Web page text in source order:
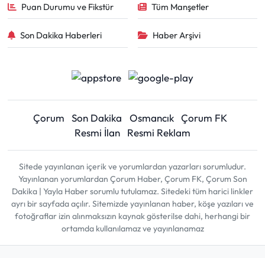
Puan Durumu ve Fikstür Tüm Manşetler
Son Dakika Haberleri Haber Arşivi
Çorum Son Dakika Osmancık Çorum FK
Resmi İlan
Resmi Reklam
Sitede yayınlanan içerik ve yorumlardan yazarları sorumludur.
Yayınlanan yorumlardan Çorum Haber, Çorum FK, Çorum Son
Dakika | Yayla Haber sorumlu tutulamaz. Sitedeki tüm harici linkler
ayrı bir sayfada açılır. Sitemizde yayınlanan haber, köşe yazıları ve
fotoğraflar izin alınmaksızın kaynak gösterilse dahi, herhangi bir
ortamda kullanılamaz ve yayınlanamaz